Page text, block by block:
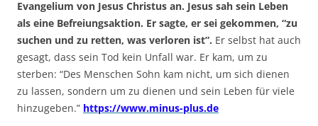
Evangelium von Jesus Christus an. Jesus sah sein Leben
als eine Befreiungsaktion. Er sagte, er sei gekommen, “zu
suchen und zu retten, was verloren ist”. Er selbst hat auch
gesagt, dass sein Tod kein Unfall war. Er kam, um zu
sterben: “Des Menschen Sohn kam nicht, um sich dienen
zu lassen, sondern um zu dienen und sein Leben für viele
hinzugeben.” https://www.minus-plus.de